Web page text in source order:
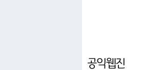
공익웹진